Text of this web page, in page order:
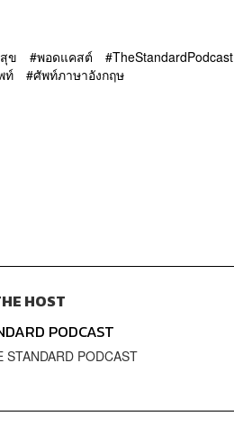
ข พอดแคสต์ TheStandardPodcast
ท์ ศัพท์ภาษาอังกฤษ
HOST
PODCAST
PODCAST